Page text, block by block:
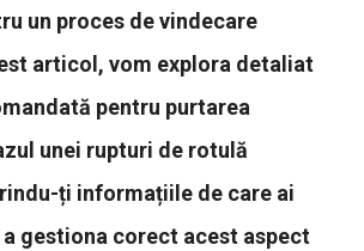
un proces de vindecare
articol, vom explora detaliat
pentru purtarea
unei rupturi de rotulă
ți informațiile de care ai
gestiona corect acest aspect